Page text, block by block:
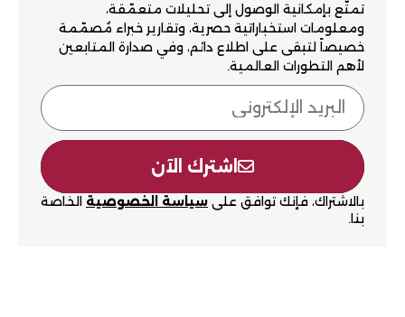
تمتّع بإمكانية الوصول إلى تحليلات متعمّقة،
ومعلومات استخباراتية حصرية، وتقارير خبراء مُصمّمة
خصيصاً لتبقى على اطلاع دائم، وفي صدارة المتابعين
لأهم التطورات العالمية.
اشترك الآن
بالاشتراك، فإنك توافق على سياسة الخصوصية الخاصة
بنا.